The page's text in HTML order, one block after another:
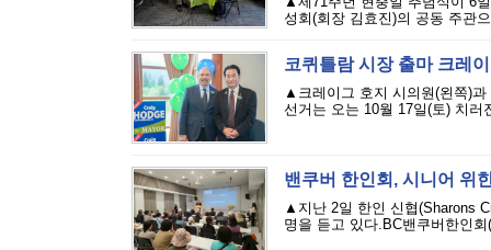
성회(회장 김효진)의 공동 주관
코퀴틀람 시장 출마 크레
▲크레이그 호지 시의원(왼쪽)
선거는 오는 10월 17일(토) 치
밴쿠버 한인회, 시니어 위
▲지난 2일 한인 신협(Sharons
명을 듣고 있다.BC밴쿠버한인